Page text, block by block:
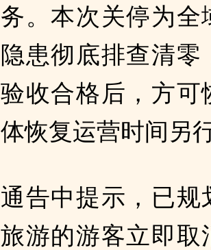
务。本次关停为全
隐患彻底排查清
验收合格后，方可
体恢复运营时间另
通告中提示，已规
旅游的游客立即取